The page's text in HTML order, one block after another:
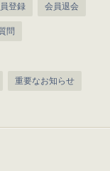
登録 会員退会
問
重要なお知らせ